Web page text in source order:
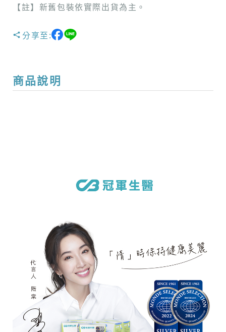
【註】新舊包裝依實際出貨為主。
分享至:
商品說明